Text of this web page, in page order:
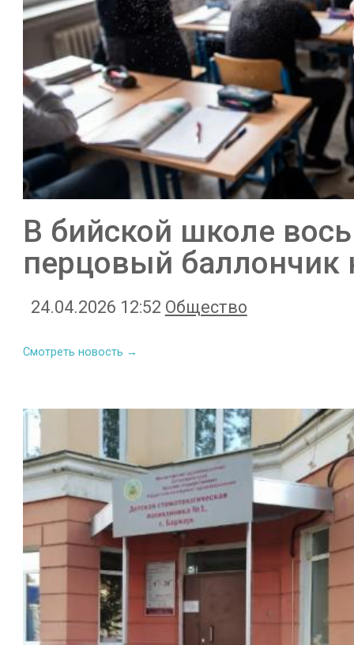
В бийской школе
перцовый баллончик
24.04.2026 12:52 Общество
Смотреть новость →